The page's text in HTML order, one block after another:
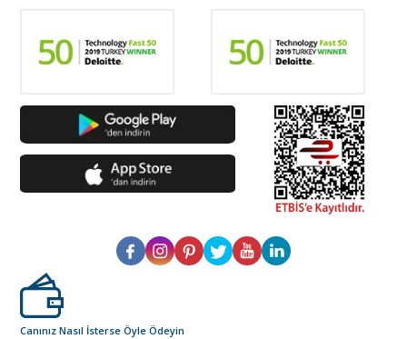
Canınız Nasıl İsterse Öyle Ödeyin